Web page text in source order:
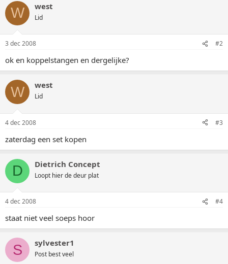
W west
Lid
3 dec 2008 #2
ok en koppelstangen en dergelijke?
W west
Lid
4 dec 2008 #3
zaterdag een set kopen
D Dietrich Concept
Loopt hier de deur plat
4 dec 2008 #4
staat niet veel soeps hoor
S sylvester1
Post best veel